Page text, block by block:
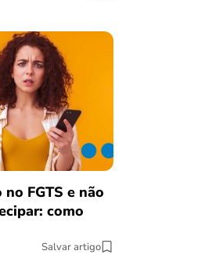
FGTS e não
como
Salvar artigo